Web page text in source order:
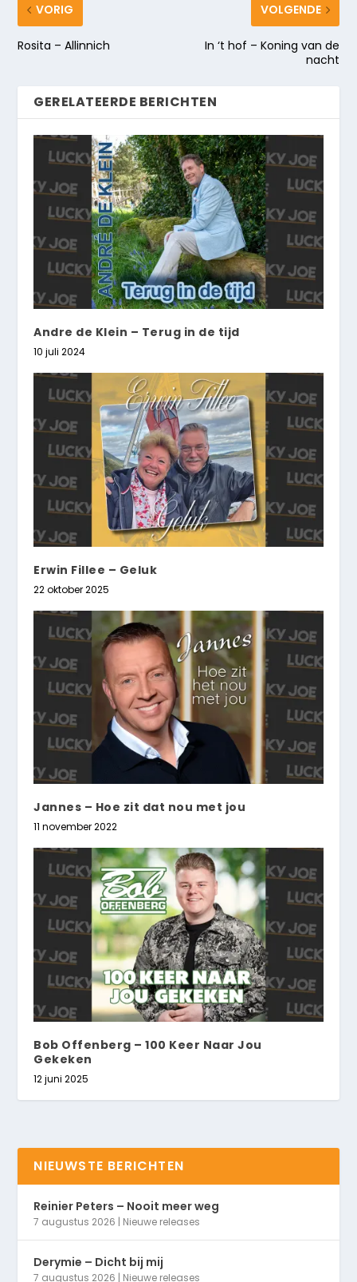
VORIG
Rosita – Allinnich
VOLGENDE
In ‘t hof – Koning van de
nacht
GERELATEERDE BERICHTEN
Andre de Klein – Terug in de tijd
10 juli 2024
Erwin Fillee – Geluk
22 oktober 2025
Jannes – Hoe zit dat nou met jou
11 november 2022
Bob Offenberg – 100 Keer Naar Jou
Gekeken
12 juni 2025
NIEUWSTE BERICHTEN
Reinier Peters – Nooit meer weg
7 augustus 2026 | Nieuwe releases
Derymie – Dicht bij mij
7 augustus 2026 | Nieuwe releases